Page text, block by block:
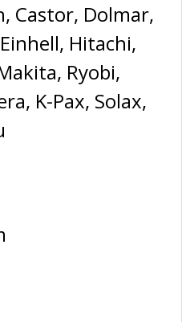
Castor, Dolmar,
Hitachi,
Ryobi,
K-Pax, Solax,